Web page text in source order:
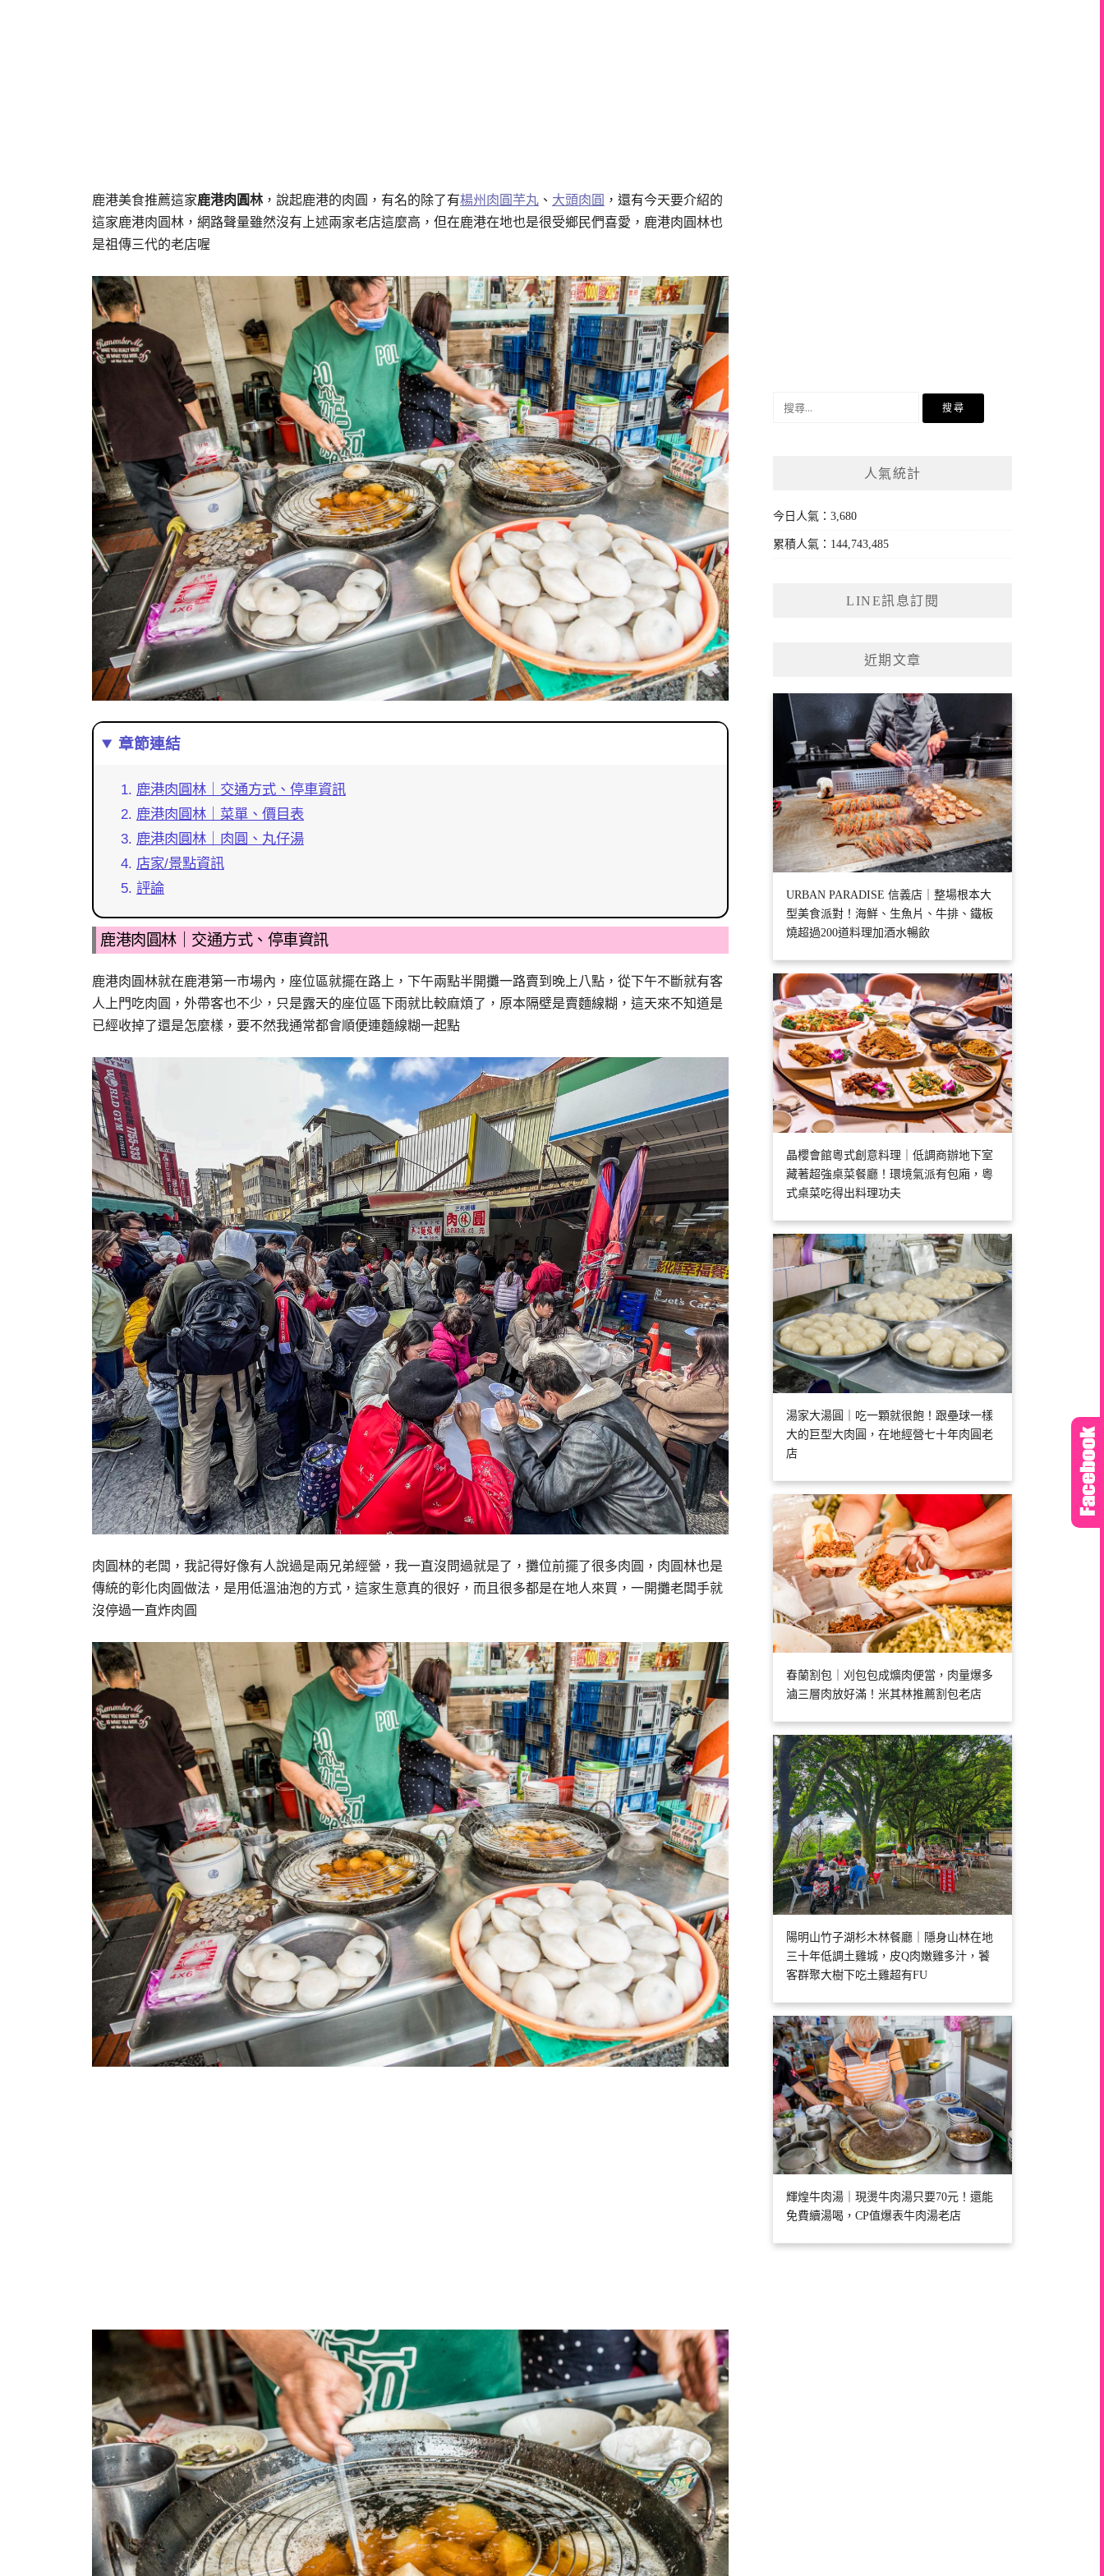
鹿港美食推薦這家鹿港肉圓林，說起鹿港的肉圓，有名的除了有楊州肉圓芋丸 、 大頭肉圓 ，還有今天要介紹的
這家鹿港肉圓林，網路聲量雖然沒有上述兩家老店這麼高，但在鹿港在地也是很受鄉民們喜愛，鹿港肉圓林也
是祖傳三代的老店喔
章節連結
鹿港肉圓林｜交通方式、停車資訊
鹿港肉圓林｜菜單、價目表
鹿港肉圓林｜肉圓、丸仔湯
店家/景點資訊
評論
鹿港肉圓林｜交通方式、停車資訊
鹿港肉圓林就在鹿港第一市場內，座位區就擺在路上，下午兩點半開攤一路賣到晚上八點，從下午不斷就有客
人上門吃肉圓，外帶客也不少，只是露天的座位區下雨就比較麻煩了，原本隔壁是賣麵線糊，這天來不知道是
已經收掉了還是怎麼樣，要不然我通常都會順便連麵線糊一起點
肉圓林的老闆，我記得好像有人說過是兩兄弟經營，我一直沒問過就是了，攤位前擺了很多肉圓，肉圓林也是
傳統的彰化肉圓做法，是用低溫油泡的方式，這家生意真的很好，而且很多都是在地人來買，一開攤老闆手就
沒停過一直炸肉圓
人氣統計
今日人氣：3,680
累積人氣：144,743,485
LINE訊息訂閱
近期文章
URBAN PARADISE 信義店｜整場根本大
型美食派對！海鮮、生魚片、牛排、鐵板
燒超過200道料理加酒水暢飲
晶櫻會館粵式創意料理｜低調商辦地下室
藏著超強桌菜餐廳！環境氣派有包廂，粵
式桌菜吃得出料理功夫
湯家大湯圓｜吃一顆就很飽！跟壘球一樣
大的巨型大肉圓，在地經營七十年肉圓老
店
春蘭割包｜刈包包成爌肉便當，肉量爆多
滷三層肉放好滿！米其林推薦割包老店
陽明山竹子湖杉木林餐廳｜隱身山林在地
三十年低調土雞城，皮Q肉嫩雞多汁，饕
客群聚大樹下吃土雞超有FU
輝煌牛肉湯｜現燙牛肉湯只要70元！還能
免費續湯喝，CP值爆表牛肉湯老店